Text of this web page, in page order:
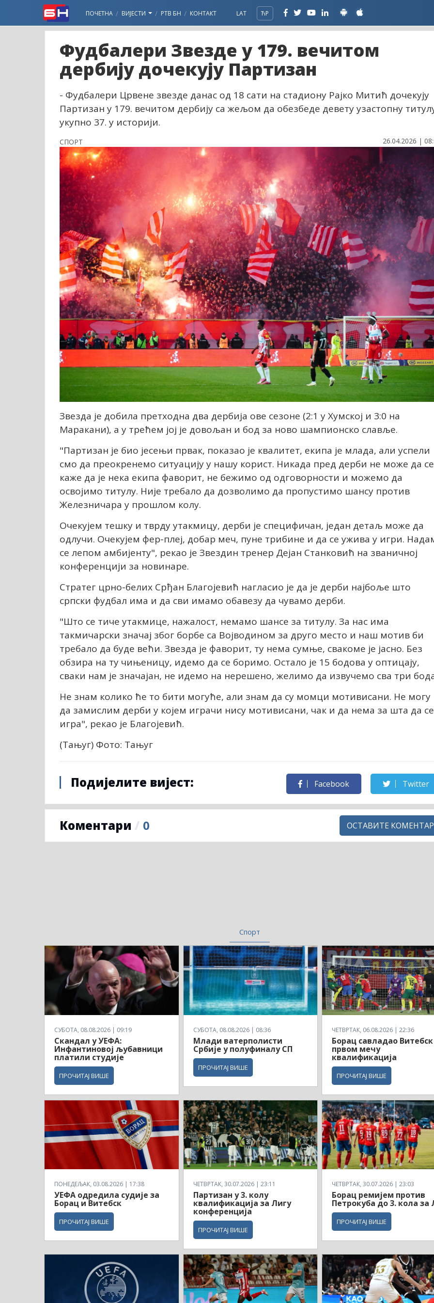
ПОЧЕТНА ВИЈЕСТИ РТВ БН КОНТАКТ LAT ЋР
Фудбалери Звезде у 179. вечитом
дербију дочекују Партизан
- Фудбалери Црвене звезде данас од 18 сати на стадиону Рајко Митић дочекују
Партизан у 179. вечитом дербију са жељом да обезбеде девету узастопну
укупно 37. у историји.
СПОРТ 26.04.2026 |
Звезда је добила претходна два дербија ове сезоне (2:1 у Хумској и 3:0 на
Маракани), а у трећем јој је довољан и бод за ново шампионско славље.
"Партизан је био јесењи првак, показао је квалитет, екипа је млада, али успели
смо да преокренемо ситуацију у нашу корист. Никада пред дерби не може да се
каже да је нека екипа фаворит, не бежимо од одговорности и можемо да
освојимо титулу. Није требало да дозволимо да пропустимо шансу против
Железничара у прошлом колу.
Очекујем тешку и тврду утакмицу, дерби је специфичан, један детаљ може да
одлучи. Очекујем фер-плеј, добар меч, пуне трибине и да се ужива у игри.
се лепом амбијенту", рекао је Звездин тренер Дејан Станковић на званичној
конференцији за новинаре.
Стратег црно-белих Срђан Благојевић нагласио је да је дерби најбоље што
српски фудбал има и да сви имамо обавезу да чувамо дерби.
"Што се тиче утакмице, нажалост, немамо шансе за титулу. За нас има
такмичарски значај због борбе са Војводином за друго место и наш мотив би
требало да буде већи. Звезда је фаворит, ту нема сумње, свакоме је јасно. Без
обзира на ту чињеницу, идемо да се боримо. Остало је 15 бодова у оптицају,
сваки нам је значајан, не идемо на нерешено, желимо да извучемо сва три
Не знам колико ће то бити могуће, али знам да су момци мотивисани. Не могу
да замислим дерби у којем играчи нису мотивисани, чак и да нема за шта да се
игра", рекао је Благојевић.
(Тањуг) Фото: Тањуг
Подијелите вијест: Facebook Twitter
Коментари / 0 ОСТАВИТЕ КОМЕНТАР
Спорт
СУБОТА, 08.08.2026 | 09:19
Скандал у УЕФА:
Инфантиновој љубавници
платили студије
ПРОЧИТАЈ ВИШЕ
СУБОТА, 08.08.2026 | 08:36
Млади ватерполисти
Србије у полуфиналу СП
ПРОЧИТАЈ ВИШЕ
ЧЕТВРТАК, 06.08.2026 | 22:36
Борац савладао
првом мечу
квалификација
ПРОЧИТАЈ ВИШЕ
ПОНЕДЕЉАК, 03.08.2026 | 17:38
УЕФА одредила судије за
Борац и Витебск
ПРОЧИТАЈ ВИШЕ
ЧЕТВРТАК, 30.07.2026 | 23:11
Партизан у 3. колу
квалификација за Лигу
конференција
ПРОЧИТАЈ ВИШЕ
ЧЕТВРТАК, 30.07.2026 | 23:03
Борац ремијем против
Петрокуба до 3. кола за
ПРОЧИТАЈ ВИШЕ